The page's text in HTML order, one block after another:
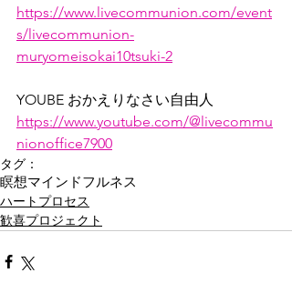
https://www.livecommunion.com/event
s/livecommunion-
muryomeisokai10tsuki-2
YOUBE おかえりなさい自由人
https://www.youtube.com/@livecommu
nionoffice7900
タグ：
瞑想マインドフルネス
ハートプロセス
歓喜プロジェクト